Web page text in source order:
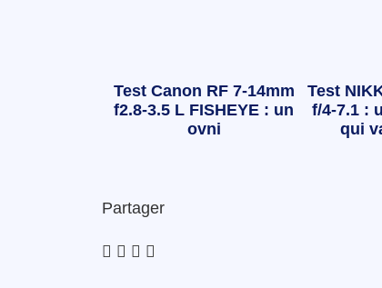
Test Canon RF 7-14mm
f2.8-3.5 L FISHEYE : un
ovni
Test
f/4-7.1 :
qui
Partager